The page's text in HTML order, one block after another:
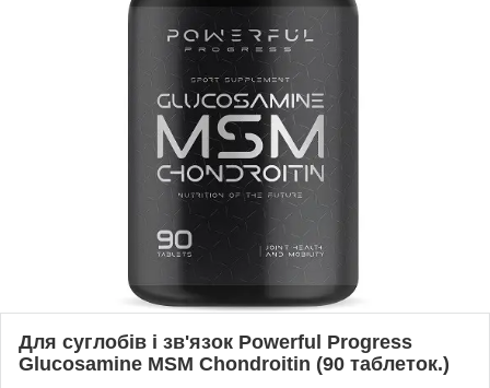
Для суглобів і зв'язок Powerful Progress
Glucosamine MSM Chondroitin (90 таблеток.)